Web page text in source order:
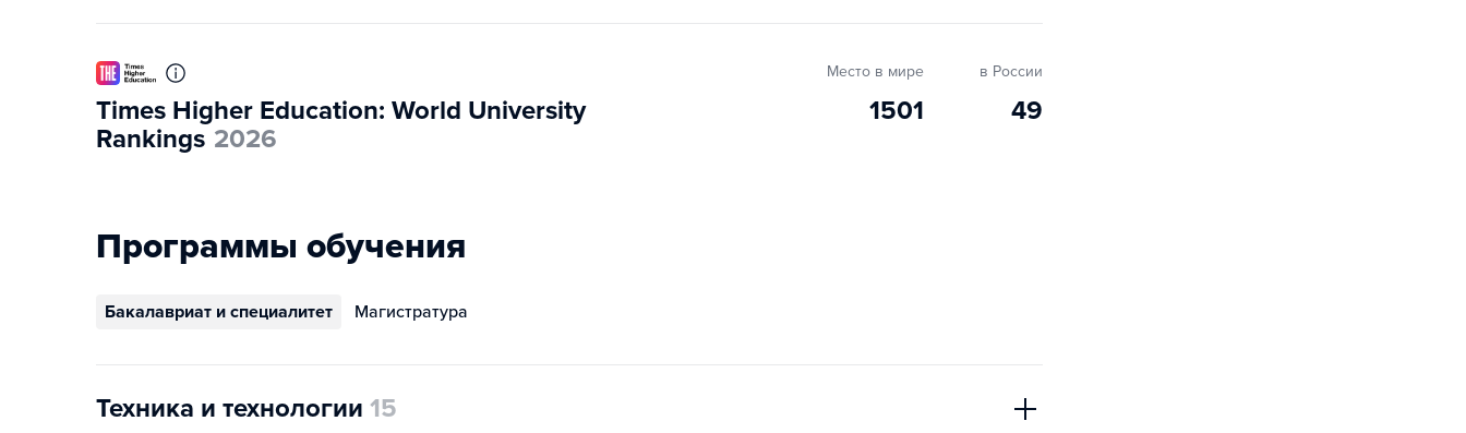
Место в мире в России
Times Higher Education: World University
Rankings 2026
1501 49
Программы обучения
Бакалавриат и специалитет Магистратура
Техника и технологии 15